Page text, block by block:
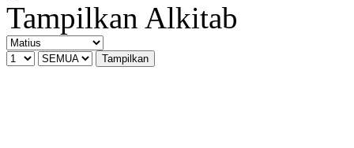
Tampilkan Alkitab